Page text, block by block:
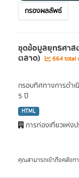
กรองผลลัพธ์
ชุดข้อมูลยุทธศาส
ตลาด) 664 total
กรอบทิศทางการดำเ
5 ปี
HTML
การท่องเที่ยวแห่งป
คุณสามารถเข้าถึงคลังท